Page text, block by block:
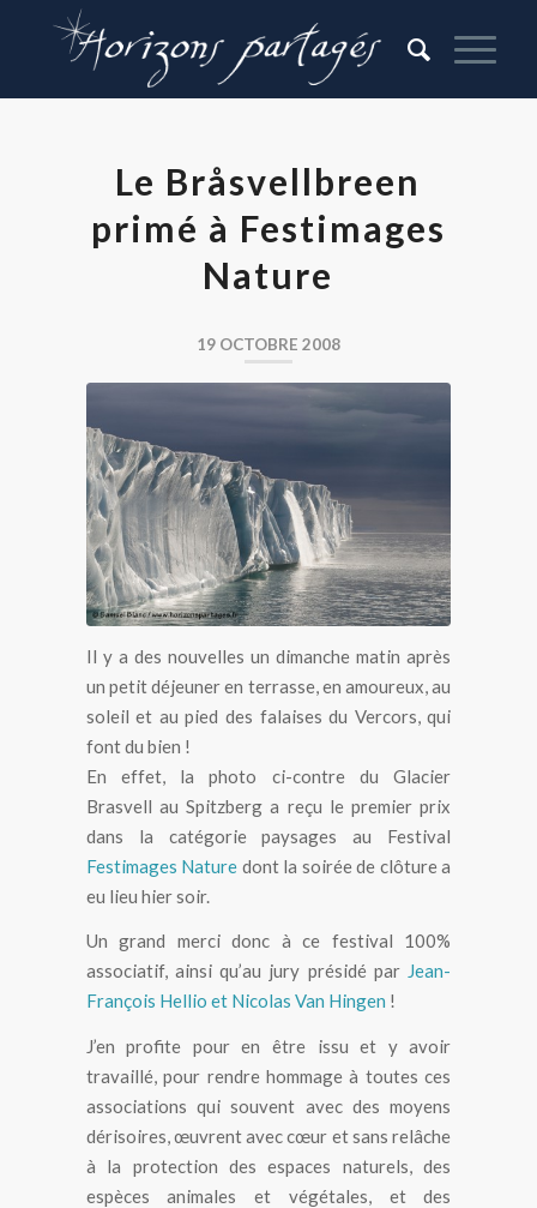
Le Bråsvellbreen
primé à Festimages
Nature
19 OCTOBRE 2008
Glacier Bråsvell (Bråsvellbreen) au
Svalbard
Il y a des nouvelles un dimanche matin après
un petit déjeuner en terrasse, en amoureux, au
soleil et au pied des falaises du Vercors, qui
font du bien !
En effet, la photo ci-contre du Glacier
Brasvell au Spitzberg a reçu le premier prix
dans la catégorie paysages au Festival
Festimages Nature dont la soirée de clôture a
eu lieu hier soir.
Un grand merci donc à ce festival 100%
associatif, ainsi qu’au jury présidé par Jean-
François Hellio et Nicolas Van Hingen !
J’en profite pour en être issu et y avoir
travaillé, pour rendre hommage à toutes ces
associations qui souvent avec des moyens
dérisoires, œuvrent avec cœur et sans relâche
à la protection des espaces naturels, des
espèces animales et végétales, et des